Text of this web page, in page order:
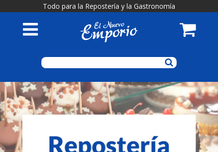
Todo para la Repostería y la Gastronomía